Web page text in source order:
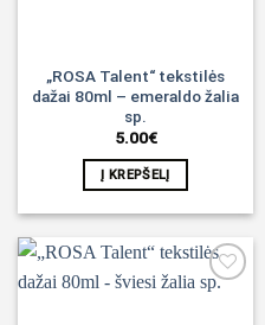
„ROSA Talent“ tekstilės
dažai 80ml – emeraldo žalia
sp.
5.00€
Į KREPŠELĮ